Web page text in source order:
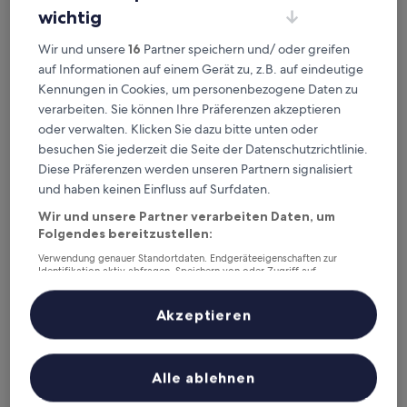
Eco Smart Apartments Erlangen
Eco Smart Apartments Erlangen
2 km von S-Bahn-Station Erlangen-Bruck entfernt
von
10,
Hervorragend,
(95
Bewertungen)
8,8/10 Hervorragend (95 Bewertungen)
Preis
beträgt
66 €
inkl. Steuern & Gebühren
9. Aug.–10. Aug.
wichtig
Wir und unsere16 Partner speichern und/ oder greifen
auf Informationen auf einem Gerät zu, z.B. auf eindeutige
Kennungen in Cookies, um personenbezogene Daten zu
verarbeiten. Sie können Ihre Präferenzen akzeptieren
oder verwalten. Klicken Sie dazu bitte unten oder
besuchen Sie jederzeit die Seite der Datenschutzrichtlinie.
Diese Präferenzen werden unseren Partnern signalisiert
und haben keinen Einfluss auf Surfdaten.
Wir und unsere Partner verarbeiten Daten, um
Folgendes bereitzustellen:
Verwendung genauer Standortdaten. Endgeräteeigenschaften zur
Identifikation aktiv abfragen. Speichern von oder Zugriff auf
Inhalte, Messung von Werbeleistung und der Performance von Inhalten,
Zielgruppenforschung sowie Entwicklung und Verbesserung von
Liste der Partner (Lieferanten)
Alle ablehnen
Akzeptieren